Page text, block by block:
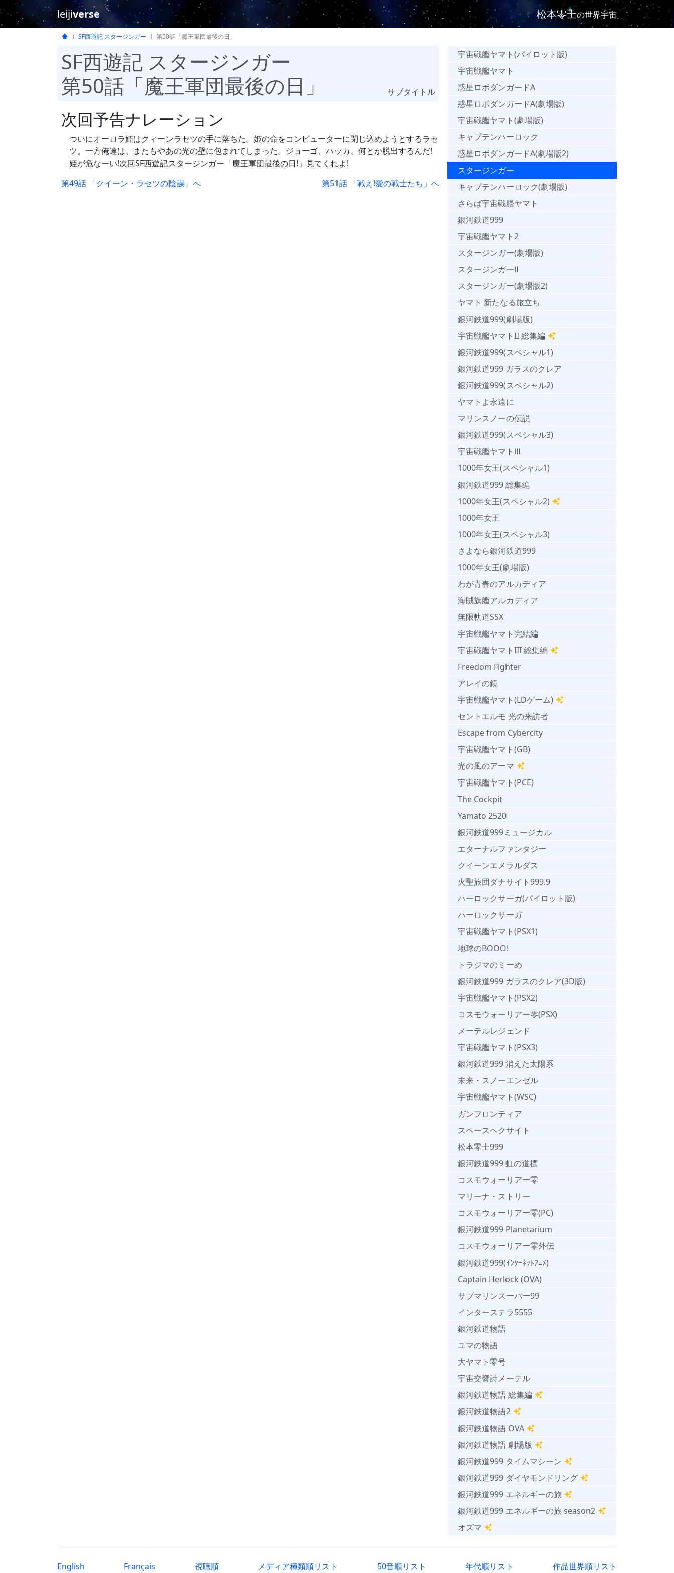
leijiverse 松本零士の世界宇宙
SF西遊記 スタージンガー 第50話「魔王軍団最後の日」
SF西遊記 スタージンガー
第50話「魔王軍団最後の日」
サブタイトル
次回予告ナレーション
ついにオーロラ姫はクィーンラセツの手に落ちた。姫の命をコンピューターに閉じ込めようとするラセ
ツ。一方俺達は、またもやあの光の壁に包まれてしまった。ジョーゴ、ハッカ、何とか脱出するんだ!
姫が危なーい!次回SF西遊記スタージンガー「魔王軍団最後の日!」見てくれよ!
第49話 「クイーン・ラセツの陰謀」へ
第51話 「戦え!愛の戦士たち」へ
宇宙戦艦ヤマト(パイロット版)
宇宙戦艦ヤマト
惑星ロボダンガードA
惑星ロボダンガードA(劇場版)
宇宙戦艦ヤマト(劇場版)
キャプテンハーロック
惑星ロボダンガードA(劇場版2)
スタージンガー
キャプテンハーロック(劇場版)
さらば宇宙戦艦ヤマト
銀河鉄道999
宇宙戦艦ヤマト2
スタージンガー(劇場版)
スタージンガーⅡ
スタージンガー(劇場版2)
ヤマト 新たなる旅立ち
銀河鉄道999(劇場版)
宇宙戦艦ヤマトII 総集編
銀河鉄道999(スペシャル1)
銀河鉄道999 ガラスのクレア
銀河鉄道999(スペシャル2)
ヤマトよ永遠に
マリンスノーの伝説
銀河鉄道999(スペシャル3)
宇宙戦艦ヤマトⅢ
1000年女王(スペシャル1)
銀河鉄道999 総集編
1000年女王(スペシャル2)
1000年女王
1000年女王(スペシャル3)
さよなら銀河鉄道999
1000年女王(劇場版)
わが青春のアルカディア
海賊旗艦アルカディア
無限軌道SSX
宇宙戦艦ヤマト完結編
宇宙戦艦ヤマトIII 総集編
Freedom Fighter
アレイの鏡
宇宙戦艦ヤマト(LDゲーム)
セントエルモ 光の来訪者
Escape from Cybercity
宇宙戦艦ヤマト(GB)
光の風のアーマ
宇宙戦艦ヤマト(PCE)
The Cockpit
Yamato 2520
銀河鉄道999ミュージカル
エターナルファンタジー
クイーンエメラルダス
火聖旅団ダナサイト999.9
ハーロックサーガ(パイロット版)
ハーロックサーガ
宇宙戦艦ヤマト(PSX1)
地球のBOOO!
トラジマのミーめ
銀河鉄道999 ガラスのクレア(3D版)
宇宙戦艦ヤマト(PSX2)
コスモウォーリアー零(PSX)
メーテルレジェンド
宇宙戦艦ヤマト(PSX3)
銀河鉄道999 消えた太陽系
未来・スノーエンゼル
宇宙戦艦ヤマト(WSC)
ガンフロンティア
スペースヘクサイト
松本零士999
銀河鉄道999 虹の道標
コスモウォーリアー零
マリーナ・ストリー
コスモウォーリアー零(PC)
銀河鉄道999 Planetarium
コスモウォーリアー零外伝
銀河鉄道999(ｲﾝﾀｰﾈｯﾄｱﾆﾒ)
Captain Herlock (OVA)
サブマリンスーパー99
インターステラ5555
銀河鉄道物語
ユマの物語
大ヤマト零号
宇宙交響詩メーテル
銀河鉄道物語 総集編
銀河鉄道物語2
銀河鉄道物語 OVA
銀河鉄道物語 劇場版
銀河鉄道999 タイムマシーン
銀河鉄道999 ダイヤモンドリング
銀河鉄道999 エネルギーの旅
銀河鉄道999 エネルギーの旅 season2
オズマ
English Français 視聴順 メディア種類順リスト 50音順リスト 年代順リスト 作品世界順リスト